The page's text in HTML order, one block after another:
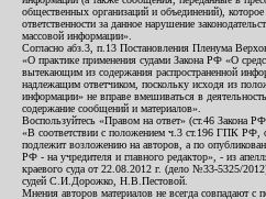
общественных организаций и объединений),
ответственности за данное нарушение
массовой информации».
Согласно абз.3, п.13 Постановления Пленума
«О практике применения судами Закона РФ «О
вытекающим из содержания распространенной
надлежащим ответчиком, поскольку исходя из
информации» не вправе вмешиваться в
содержание сообщений и материалов».
Воспользуйтесь «Правом на ответ» (ст.46 Закона
«В соответствии с положением ч.3 ст.196 ГПК РФ,
подлежит возложению на авторов, а по
РФ - на учредителя и главного редактор», - из
краевого суда от 22.08.2012 г. (дело №33-5325/
судей С.И.Дорожко, Н.В.Пестовой.
Мнения авторов материалов не всегда совпадают с